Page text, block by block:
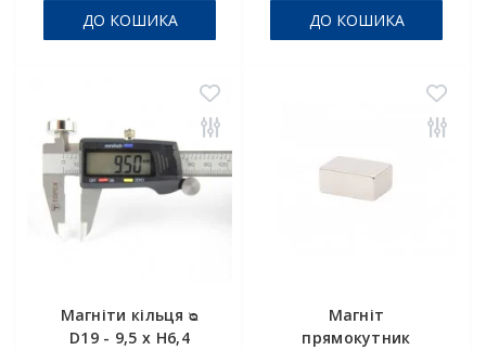
ДО КОШИКА ДО КОШИКА
Магніти кільця ᴓ
D19 - 9,5 x H6,4
Магніт
прямокутник